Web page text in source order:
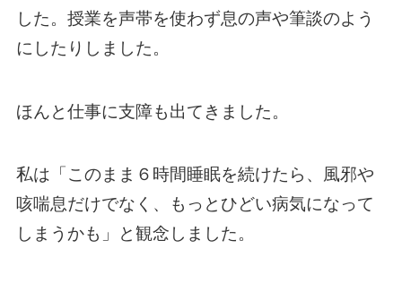
した。授業を声帯を使わず息の声や筆談のよう
にしたりしました。
ほんと仕事に支障も出てきました。
私は「このまま６時間睡眠を続けたら、風邪や
咳喘息だけでなく、もっとひどい病気になって
しまうかも」と観念しました。